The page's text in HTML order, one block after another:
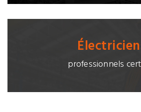
professionnels